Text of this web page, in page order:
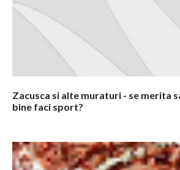
Zacusca si alte muraturi - se merita
bine faci sport?
t